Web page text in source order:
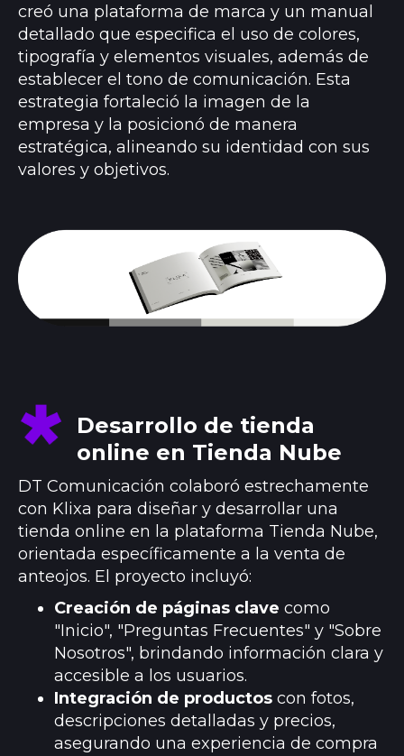
creó una plataforma de marca y un manual
detallado que especifica el uso de colores,
tipografía y elementos visuales, además de
establecer el tono de comunicación. Esta
estrategia fortaleció la imagen de la
empresa y la posicionó de manera
estratégica, alineando su identidad con sus
valores y objetivos.
Desarrollo de tienda
online en Tienda Nube
DT Comunicación colaboró estrechamente
con Klixa para diseñar y desarrollar una
tienda online en la plataforma Tienda Nube,
orientada específicamente a la venta de
anteojos. El proyecto incluyó:
Creación de páginas clave como
"Inicio", "Preguntas Frecuentes" y "Sobre
Nosotros", brindando información clara y
accesible a los usuarios.
Integración de productos con fotos,
descripciones detalladas y precios,
asegurando una experiencia de compra